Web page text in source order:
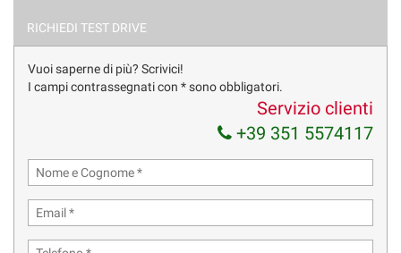
CARPLAY
CLIMATIZZATORE
IMPORTANTE: I PREZZI SONO FISSI E NON TRATTABILI;
PROPONIAMO LE NOSTRE VETTURE A VALORI TRA I PIÙ BASSI
DEL MERCATO - CORTESEMENTE EVITARE DI CHIEDERE “ULTIMO
PREZZO – TRATTABILE - PER COMM.- PER EXPORT ECC.
RICHIEDI TEST DRIVE
Vuoi saperne di più? Scrivici!
I campi contrassegnati con * sono obbligatori.
Servizio clienti
+39 351 5574117